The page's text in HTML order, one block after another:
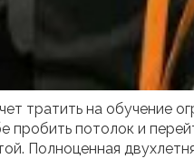
тратить на обучение
потолок и
Полноценная